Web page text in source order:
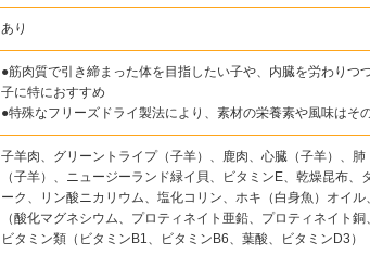
あり
●筋肉質で引き締まった体を目指したい子や、内臓を労わりつ
子に特におすすめ
●特殊なフリーズドライ製法により、素材の栄養素や風味はそ
子羊肉、グリーントライプ（子羊）、鹿肉、心臓（子羊）、
（子羊）、ニュージーランド緑イ貝、ビタミンE、乾燥昆布
ーク、リン酸ニカリウム、塩化コリン、ホキ（白身魚）オイ
（酸化マグネシウム、プロティネイト亜鉛、プロティネイト銅
ビタミン類（ビタミンB1、ビタミンB6、葉酸、ビタミンD3）